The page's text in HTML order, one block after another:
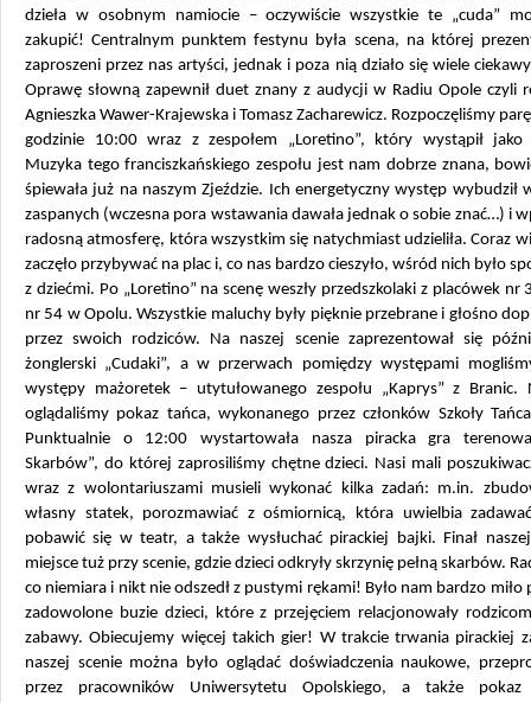
dzieła w osobnym namiocie – oczywiście wszystkie te „cuda”
zakupić! Centralnym punktem festynu była scena, na której
zaproszeni przez nas artyści, jednak i poza nią działo się wiele
Oprawę słowną zapewnił duet znany z audycji w Radiu Opole czyli
Agnieszka Wawer-Krajewska i Tomasz Zacharewicz. Rozpoczęliśmy
godzinie 10:00 wraz z zespołem „Loretino”, który wystąpił jako
Muzyka tego franciszkańskiego zespołu jest nam dobrze znana,
śpiewała już na naszym Zjeździe. Ich energetyczny występ wybudził
zaspanych (wczesna pora wstawania dawała jednak o sobie znać…) i
radosną atmosferę, która wszystkim się natychmiast udzieliła. Coraz
zaczęło przybywać na plac i, co nas bardzo cieszyło, wśród nich było
z dziećmi. Po „Loretino” na scenę weszły przedszkolaki z placówek nr
nr 54 w Opolu. Wszystkie maluchy były pięknie przebrane i głośno
przez swoich rodziców. Na naszej scenie zaprezentował się
żonglerski „Cudaki”, a w przerwach pomiędzy występami
występy mażoretek – utytułowanego zespołu „Kaprys” z Branic.
oglądaliśmy pokaz tańca, wykonanego przez członków Szkoły
Punktualnie o 12:00 wystartowała nasza piracka gra
Skarbów”, do której zaprosiliśmy chętne dzieci. Nasi mali
wraz z wolontariuszami musieli wykonać kilka zadań: m.in.
własny statek, porozmawiać z ośmiornicą, która uwielbia
pobawić się w teatr, a także wysłuchać pirackiej bajki. Finał
miejsce tuż przy scenie, gdzie dzieci odkryły skrzynię pełną skarbów.
co niemiara i nikt nie odszedł z pustymi rękami! Było nam bardzo miło
zadowolone buzie dzieci, które z przejęciem relacjonowały
zabawy. Obiecujemy więcej takich gier! W trakcie trwania pirackiej
naszej scenie można było oglądać doświadczenia naukowe,
przez pracowników Uniwersytetu Opolskiego, a także